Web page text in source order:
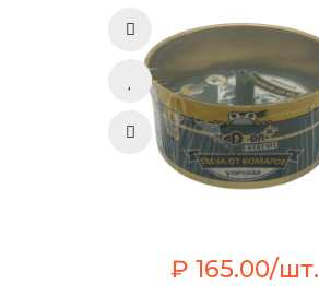
₽ 165.00/шт.